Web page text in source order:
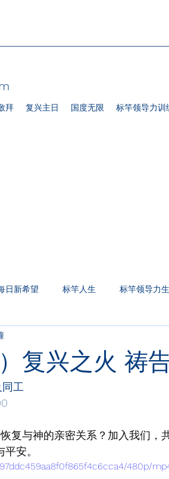
拜 复兴主日 国度无限 标竿领导力训
日新希望 标竿人生 标竿领导力
复兴之火 祷
工
复与神的亲密关系？加入我们，
安。
480p/